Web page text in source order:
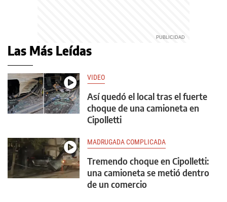
Las Más Leídas
VIDEO
Así quedó el local tras el fuerte
choque de una camioneta en
Cipolletti
MADRUGADA COMPLICADA
Tremendo choque en Cipolletti:
una camioneta se metió dentro
de un comercio